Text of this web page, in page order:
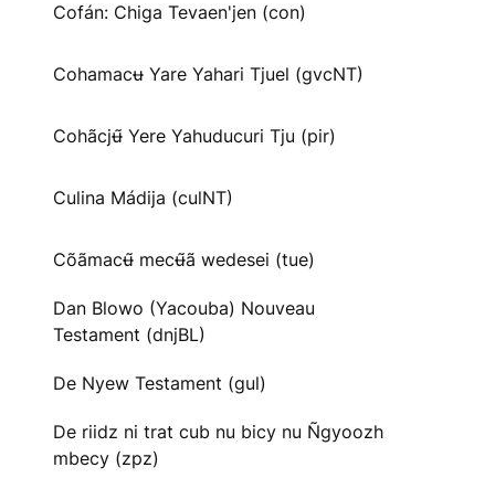
Cofán: Chiga Tevaen'jen (con)
Cohamacʉ Yare Yahari Tjuel (gvcNT)
Cohãcjʉ̃ Yere Yahuducuri Tju (pir)
Culina Mádija (culNT)
Cõãmacʉ̃ mecʉ̃ã wedesei (tue)
Dan Blowo (Yacouba) Nouveau
Testament (dnjBL)
De Nyew Testament (gul)
De riidz ni trat cub nu bicy nu Ñgyoozh
mbecy (zpz)